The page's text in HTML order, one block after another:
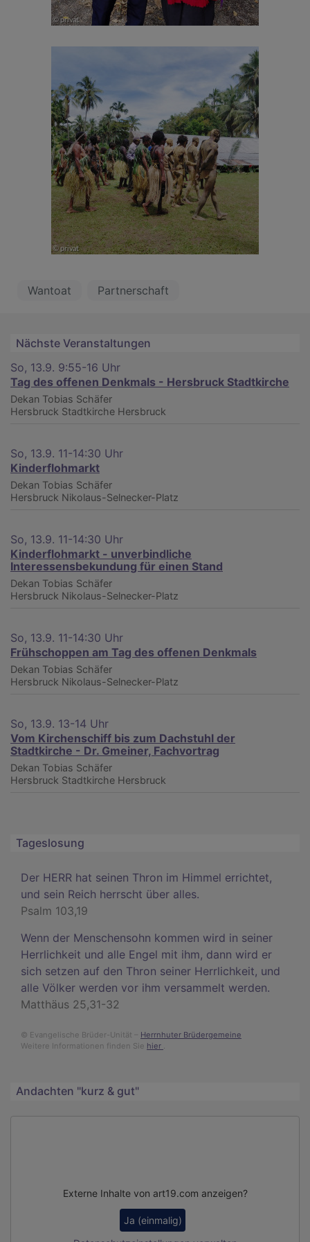
Wantoat Partnerschaft
Nächste Veranstaltungen
So, 13.9. 9:55-16 Uhr
Tag des offenen Denkmals - Hersbruck Stadtkirche
Dekan Tobias Schäfer
Hersbruck Stadtkirche Hersbruck
So, 13.9. 11-14:30 Uhr
Kinderflohmarkt
Dekan Tobias Schäfer
Hersbruck Nikolaus-Selnecker-Platz
So, 13.9. 11-14:30 Uhr
Kinderflohmarkt - unverbindliche
Interessensbekundung für einen Stand
Dekan Tobias Schäfer
Hersbruck Nikolaus-Selnecker-Platz
So, 13.9. 11-14:30 Uhr
Frühschoppen am Tag des offenen Denkmals
Dekan Tobias Schäfer
Hersbruck Nikolaus-Selnecker-Platz
So, 13.9. 13-14 Uhr
Vom Kirchenschiff bis zum Dachstuhl der
Stadtkirche - Dr. Gmeiner, Fachvortrag
Dekan Tobias Schäfer
Hersbruck Stadtkirche Hersbruck
Tageslosung
Der HERR hat seinen Thron im Himmel errichtet,
und sein Reich herrscht über alles.
Psalm 103,19
Wenn der Menschensohn kommen wird in seiner
Herrlichkeit und alle Engel mit ihm, dann wird er
sich setzen auf den Thron seiner Herrlichkeit, und
alle Völker werden vor ihm versammelt werden.
Matthäus 25,31-32
© Evangelische Brüder-Unität – Herrnhuter Brüdergemeine
Weitere Informationen finden Sie hier .
Andachten "kurz & gut"
Externe Inhalte von art19.com anzeigen?
Ja (einmalig)